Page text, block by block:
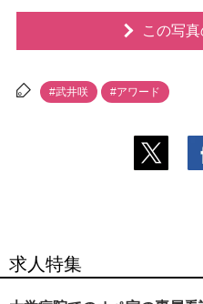
この写
#武井咲 #アワード
求人特集